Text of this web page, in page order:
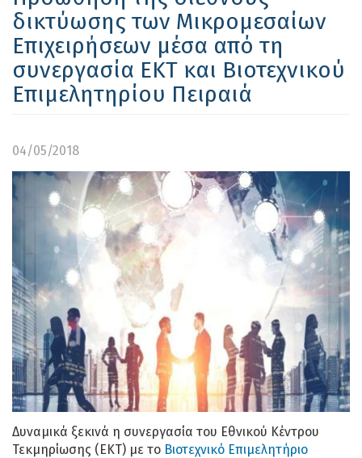
δικτύωσης των Μικρομεσαίων
Επιχειρήσεων μέσα από τη
συνεργασία ΕΚΤ και Βιοτεχνικού
Επιμελητηρίου Πειραιά
04/05/2018
Δυναμικά ξεκινά η συνεργασία του Εθνικού Κέντρου
Τεκμηρίωσης (ΕΚΤ) με το Βιοτεχνικό Επιμελητήριο